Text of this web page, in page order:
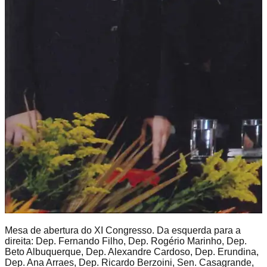
Mesa de abertura do XI Congresso. Da esquerda para a
direita: Dep. Fernando Filho, Dep. Rogério Marinho, Dep.
Beto Albuquerque, Dep. Alexandre Cardoso, Dep. Erundina,
Dep. Ana Arraes, Dep. Ricardo Berzoini, Sen. Casagrande,